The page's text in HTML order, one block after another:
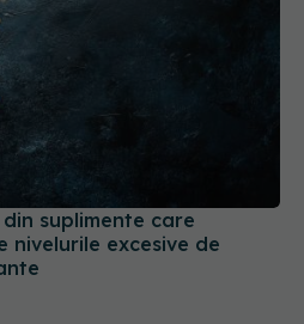
suplimente care
nivelurile excesive de